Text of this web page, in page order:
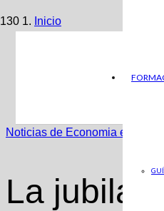
Inicio
Noticias de Economia en ABC
La